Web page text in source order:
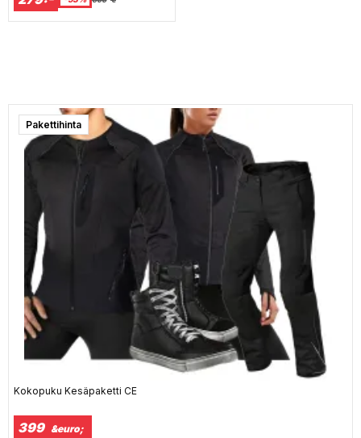
Pakettihinta
Kokopuku Kesäpaketti CE
399 &euro;